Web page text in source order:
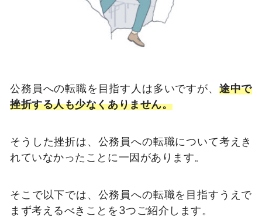
公務員への転職を目指す人は多いですが、 途中で
挫折する人も少なくありません。
そうした挫折は、公務員への転職について考えき
れていなかったことに一因があります。
そこで以下では、公務員への転職を目指すうえで
まず考えるべきことを3つご紹介します。